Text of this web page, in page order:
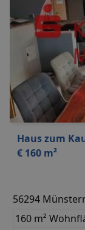
Haus zum
€ 160 m²
56294
160 m²